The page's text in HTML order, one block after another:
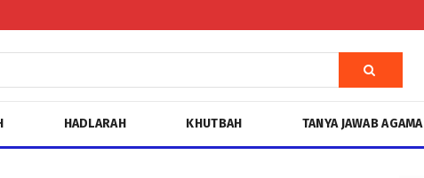
HADLARAH KHUTBAH TANYA JAWAB AGAMA